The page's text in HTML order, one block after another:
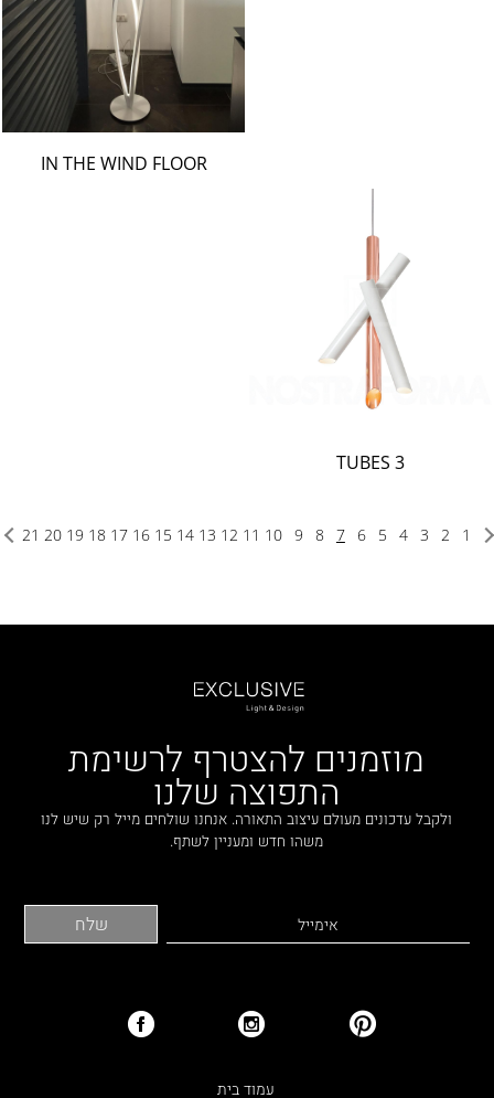
IN THE WIND FLOOR
TUBES 3
1
2
3
4
5
6
7
8
9
10
11
12
13
14
15
16
17
18
19
20
21
מוזמנים להצטרף לרשימת
התפוצה שלנו
ולקבל עדכונים מעולם עיצוב התאורה. אנחנו שולחים מייל רק שיש לנו
משהו חדש ומעניין לשתף.
עמוד בית